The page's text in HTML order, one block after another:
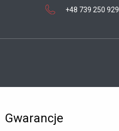
+48 739 250 929
Gwarancje